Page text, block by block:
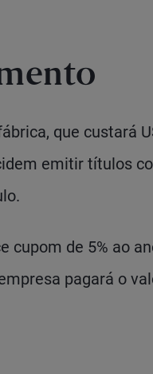
que custará
emitir títulos
cupom de 5% ao
pagará o